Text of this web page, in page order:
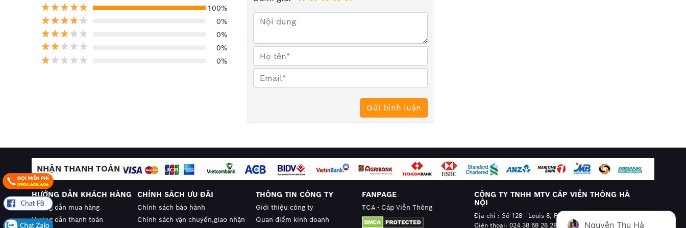
>>> Tham khảo sản phẩm: Dây thuê bao 2 đôi 4 lõi có dầu 2x2x0,5 ngoài trời ( Z43 - PMC -
Vinacap - VTC - Sacom) - 500m/ cuộn
100%
0%
0%
0%
0%
NHẬN THANH TOÁN
HƯỚNG DẪN KHÁCH HÀNG
Hướng dẫn mua hàng
Hướng dẫn thanh toán
CHÍNH SÁCH ƯU ĐÃI
Chính sách bảo hành
Chính sách vận chuyển,giao nhận
THÔNG TIN CÔNG TY
Giới thiệu công ty
Quan điểm kinh doanh
FANPAGE
TCA - Cáp Viễn Thông
CÔNG TY TNHH MTV CÁP VIỄN THÔNG HÀ
NỘI
Địa chỉ : Số 128 - Louis 8, Phường Hoàng Mai, Hà Nội
Điện thoại: 024 38 68 28 28 - 0904.608.606Nguyễn Thu Hà